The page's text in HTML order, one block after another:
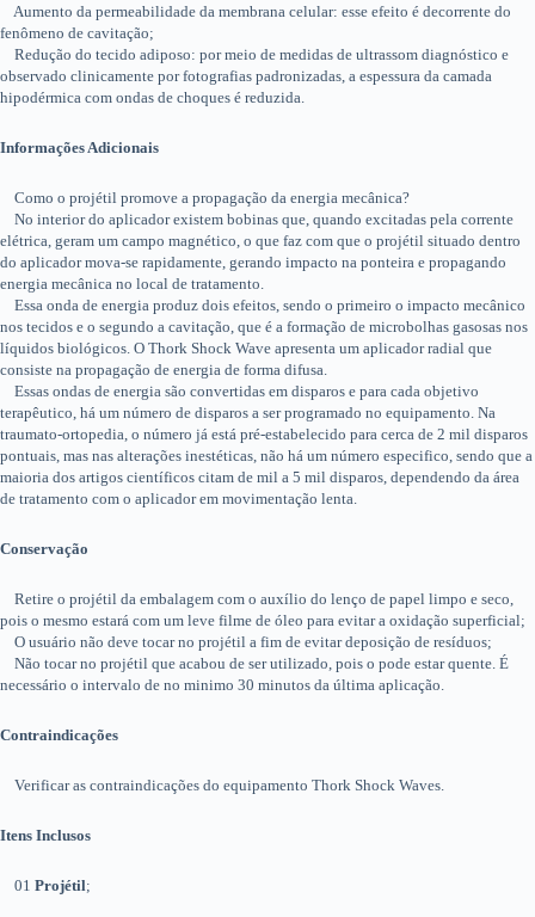
Aumento da permeabilidade da membrana celular: esse efeito é decorrente do
fenômeno de cavitação;
Redução do tecido adiposo: por meio de medidas de ultrassom diagnóstico e
observado clinicamente por fotografias padronizadas, a espessura da camada
hipodérmica com ondas de choques é reduzida.
Informações Adicionais
Como o projétil promove a propagação da energia mecânica?
No interior do aplicador existem bobinas que, quando excitadas pela corrente
elétrica, geram um campo magnético, o que faz com que o projétil situado dentro
do aplicador mova-se rapidamente, gerando impacto na ponteira e propagando
energia mecânica no local de tratamento.
Essa onda de energia produz dois efeitos, sendo o primeiro o impacto mecânico
nos tecidos e o segundo a cavitação, que é a formação de microbolhas gasosas nos
líquidos biológicos. O Thork Shock Wave apresenta um aplicador radial que
consiste na propagação de energia de forma difusa.
Essas ondas de energia são convertidas em disparos e para cada objetivo
terapêutico, há um número de disparos a ser programado no equipamento. Na
traumato-ortopedia, o número já está pré-estabelecido para cerca de 2 mil disparos
pontuais, mas nas alterações inestéticas, não há um número especifico, sendo que a
maioria dos artigos científicos citam de mil a 5 mil disparos, dependendo da área
de tratamento com o aplicador em movimentação lenta.
Conservação
Retire o projétil da embalagem com o auxílio do lenço de papel limpo e seco,
pois o mesmo estará com um leve filme de óleo para evitar a oxidação superficial;
O usuário não deve tocar no projétil a fim de evitar deposição de resíduos;
Não tocar no projétil que acabou de ser utilizado, pois o pode estar quente. É
necessário o intervalo de no minimo 30 minutos da última aplicação.
Contraindicações
Verificar as contraindicações do equipamento Thork Shock Waves.
Itens Inclusos
01 Projétil;